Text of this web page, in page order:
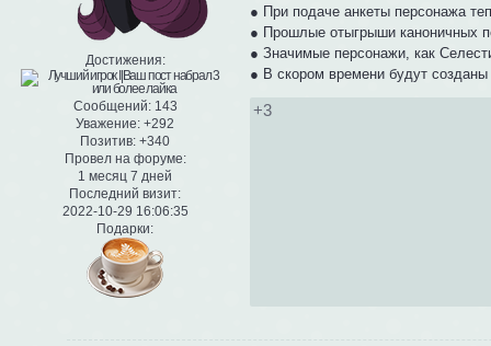
Достижения:
Сообщений:143
Уважение: +292
Позитив: +340
Провел на форуме:
1 месяц 7 дней
Последний визит:
2022-10-29 16:06:35
Подарки:
● При подаче анкеты персонажа
● Прошлые отыгрыши каноничных
● Значимые персонажи, как
● В скором времени будут
+3